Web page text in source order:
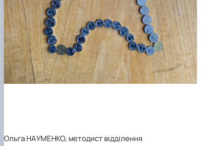
Ольга НАУМЕНКО, методист відділення